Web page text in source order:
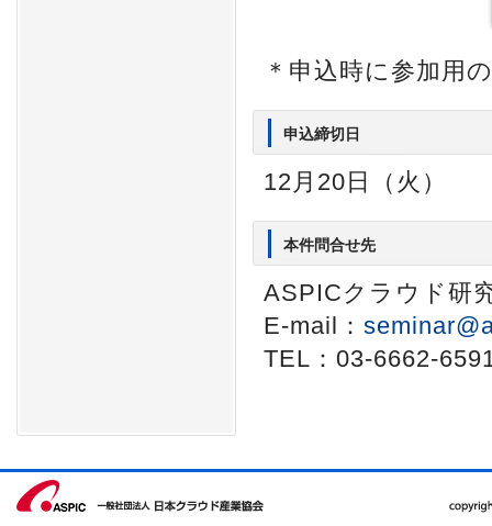
＊申込時に参加用
申込締切日
12月20日（火）
本件問合せ先
ASPICクラウド研
E-mail：
TEL：03-6662-